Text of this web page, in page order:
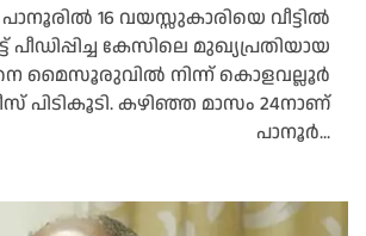
16 വയസ്സുകാരിയെ വീട്ടിൽ
പീഡിപ്പിച്ച കേസിലെ മുഖ്യപ്രതിയായ
മൈസൂരുവിൽ നിന്ന് കൊളവല്ലൂർ
പിടികൂടി. കഴിഞ്ഞ മാസം 24നാണ്
പാനൂർ...